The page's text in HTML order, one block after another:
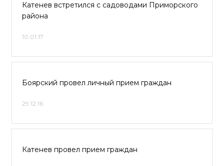
Катенев встретился с садоводами Приморского
района
10.01.17
Боярский провел личный прием граждан
29.12.16
Катенев провел прием граждан